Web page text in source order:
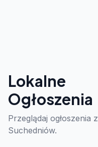
Lokalne
Ogłoszenia
Przeglądaj ogłoszenia z
Suchedniów.